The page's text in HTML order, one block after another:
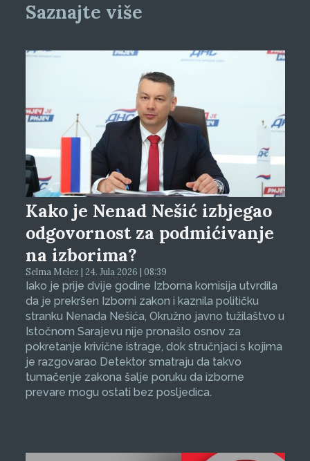
Saznajte više
Kako je Nenad Nešić izbjegao
odgovornost za podmićivanje
na izborima?
Selma Melez | 24. Jula 2026 | 08:39
Iako je prije dvije godine Izborna komisija utvrdila
da je prekršen Izborni zakon i kaznila političku
stranku Nenada Nešića, Okružno javno tužilaštvo u
Istočnom Sarajevu nije pronašlo osnov za
pokretanje krivične istrage, dok stručnjaci s kojima
je razgovarao Detektor smatraju da takvo
tumačenje zakona šalje poruku da izborne
prevare mogu ostati bez posljedica.